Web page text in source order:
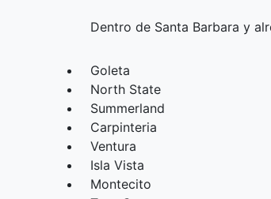
Dentro de Santa Barbara y
Goleta
North State
Summerland
Carpinteria
Ventura
Isla Vista
Montecito